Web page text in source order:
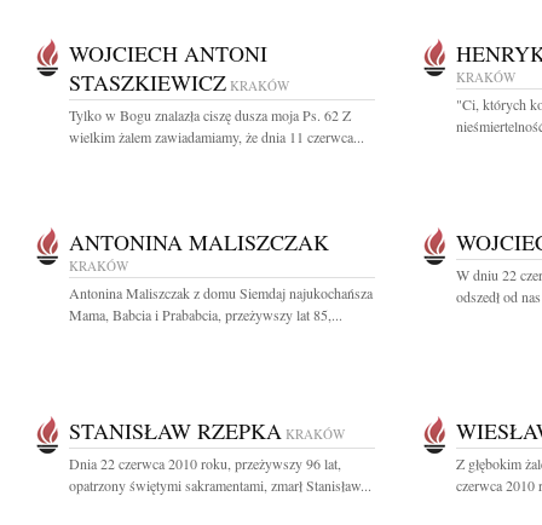
WOJCIECH ANTONI
STASZKIEWICZ KRAKÓW
Tylko w Bogu znalazła ciszę dusza moja Ps. 62 Z
wielkim żalem zawiadamiamy, że dnia 11 czerwca...
KRAKÓW
"Ci, których
ANTONINA MALISZCZAK
KRAKÓW
Antonina Maliszczak z domu Siemdaj najukochańsza
Mama, Babcia i Prababcia, przeżywszy lat 85,...
W dniu 22
odszedł od
STANISŁAW RZEPKA KRAKÓW
Dnia 22 czerwca 2010 roku, przeżywszy 96 lat,
opatrzony świętymi sakramentami, zmarł Stanisław...
Z głębokim
czerwca 2010